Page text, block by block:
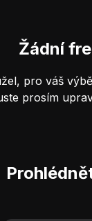
Žádní
pro váš
prosím